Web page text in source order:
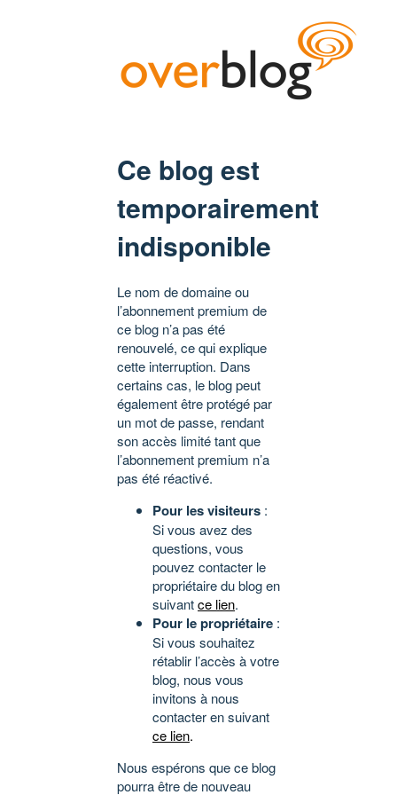
Ce blog est
temporairement
indisponible
Le nom de domaine ou
l’abonnement premium de
ce blog n’a pas été
renouvelé, ce qui explique
cette interruption. Dans
certains cas, le blog peut
également être protégé par
un mot de passe, rendant
son accès limité tant que
l’abonnement premium n’a
pas été réactivé.
Pour les visiteurs :
Si vous avez des
questions, vous
pouvez contacter le
propriétaire du blog en
suivantce lien.
Pour le propriétaire :
Si vous souhaitez
rétablir l’accès à votre
blog, nous vous
invitons à nous
contacter en suivant
ce lien.
Nous espérons que ce blog
pourra être de nouveau